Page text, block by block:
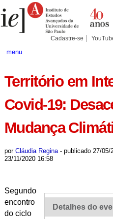
para
conteúdo.
Pessoais
Cadastre-se
menu
Território em
Covid-19:
Mudança
por Cláudia Regina - publicado27/05/
23/11/2020 16:58
Detalhes do
Segundo
encontro
do ciclo